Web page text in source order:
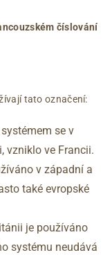
283
292
296
300
304
313
číslování
tato označení:
se v
vzniklo ve Francii.
v západní a
také evropské
je používáno
systému neudává